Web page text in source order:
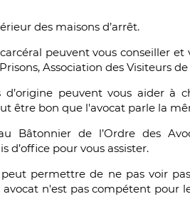
des maisons d’arrêt.
peuvent vous conseiller et
Association des Visiteurs de
d’origine peuvent vous aider à
être bon que l'avocat parle la
Bâtonnier de l’Ordre des
d’office pour vous assister.
permettre de ne pas voir
n'est pas compétent pour